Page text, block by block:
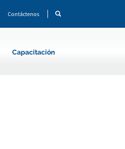
Contáctenos
Capacitación